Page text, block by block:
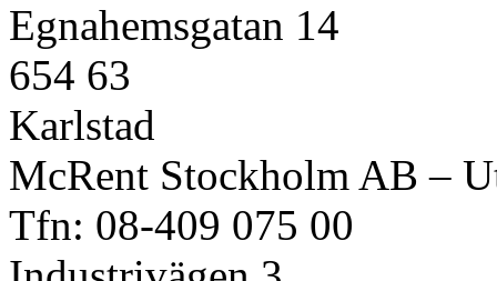
Egnahemsgatan 14
654 63
Karlstad
McRent Stockholm AB –
Tfn: 08-409 075 00